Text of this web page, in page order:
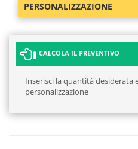
PERSONALIZZAZIONE
CALCOLA IL PREVENTIVO
Inserisci la quantità desiderata
personalizzazione